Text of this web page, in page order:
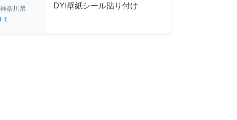
神奈川県
1
DYI壁紙シール貼り付け